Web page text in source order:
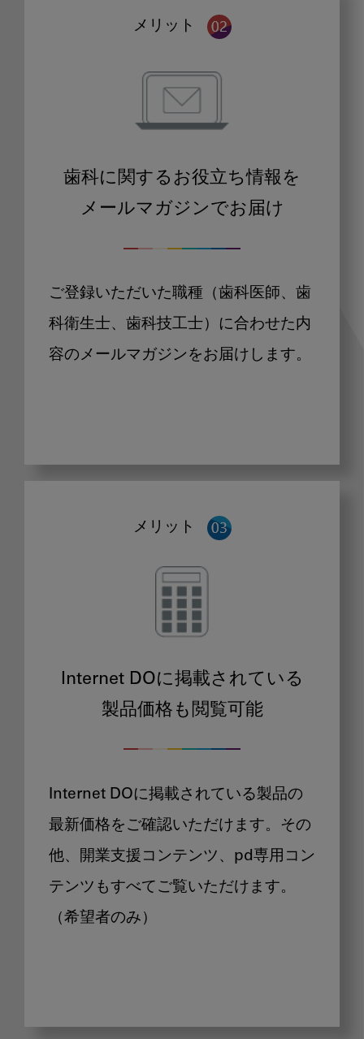
メリット
歯科に関するお役立ち情報を
メールマガジンでお届け
ご登録いただいた職種（歯科医師、歯
科衛生士、歯科技工士）に合わせた内
容のメールマガジンをお届けします。
メリット
Internet DOに掲載されている
製品価格も閲覧可能
Internet DOに掲載されている製品の
最新価格をご確認いただけます。その
他、開業支援コンテンツ、pd専用コン
テンツもすべてご覧いただけます。
（希望者のみ）